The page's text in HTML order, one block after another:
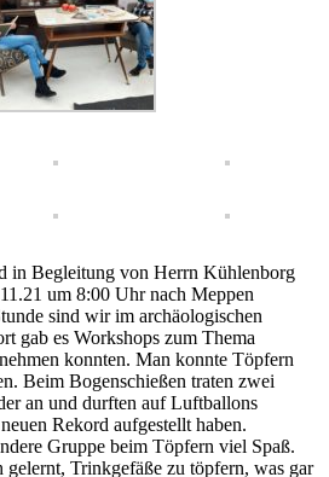
in Begleitung von Herrn Kühlenborg
um 8:00 Uhr nach Meppen
sind wir im archäologischen
gab es Workshops zum Thema
konnten. Man konnte Töpfern
Beim Bogenschießen traten zwei
an und durften auf Luftballons
Rekord aufgestellt haben.
Gruppe beim Töpfern viel Spaß.
gelernt, Trinkgefäße zu töpfern, was gar